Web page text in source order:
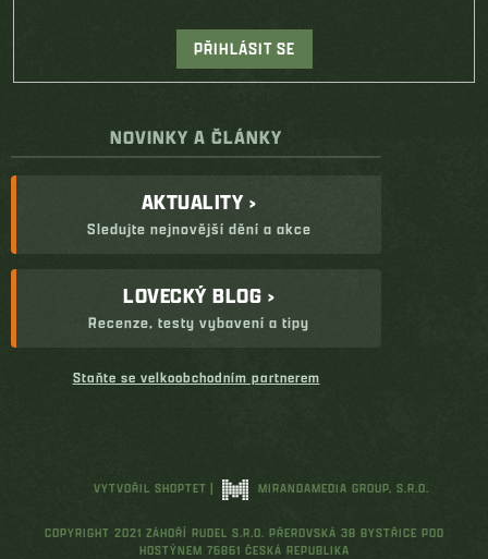
PŘIHLÁSIT SE
NOVINKY A ČLÁNKY
AKTUALITY ›
Sledujte nejnovější dění a akce
LOVECKÝ BLOG ›
Recenze, testy vybavení a tipy
Staňte se velkoobchodním partnerem
VYTVOŘIL SHOPTET | MIRANDAMEDIA GROUP, S.R.O.
COPYRIGHT 2021 ZÁHOŘÍ RUDEL S.R.O. PŘEROVSKÁ 38 BYSTŘICE POD
HOSTÝNEM 76861 ČESKÁ REPUBLIKA